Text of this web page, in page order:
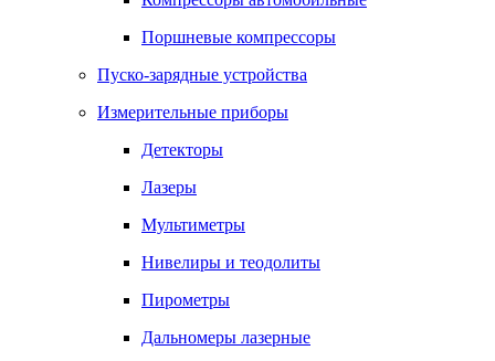
Поршневые компрессоры
Пуско-зарядные устройства
Измерительные приборы
Детекторы
Лазеры
Мультиметры
Нивелиры и теодолиты
Пирометры
Дальномеры лазерные